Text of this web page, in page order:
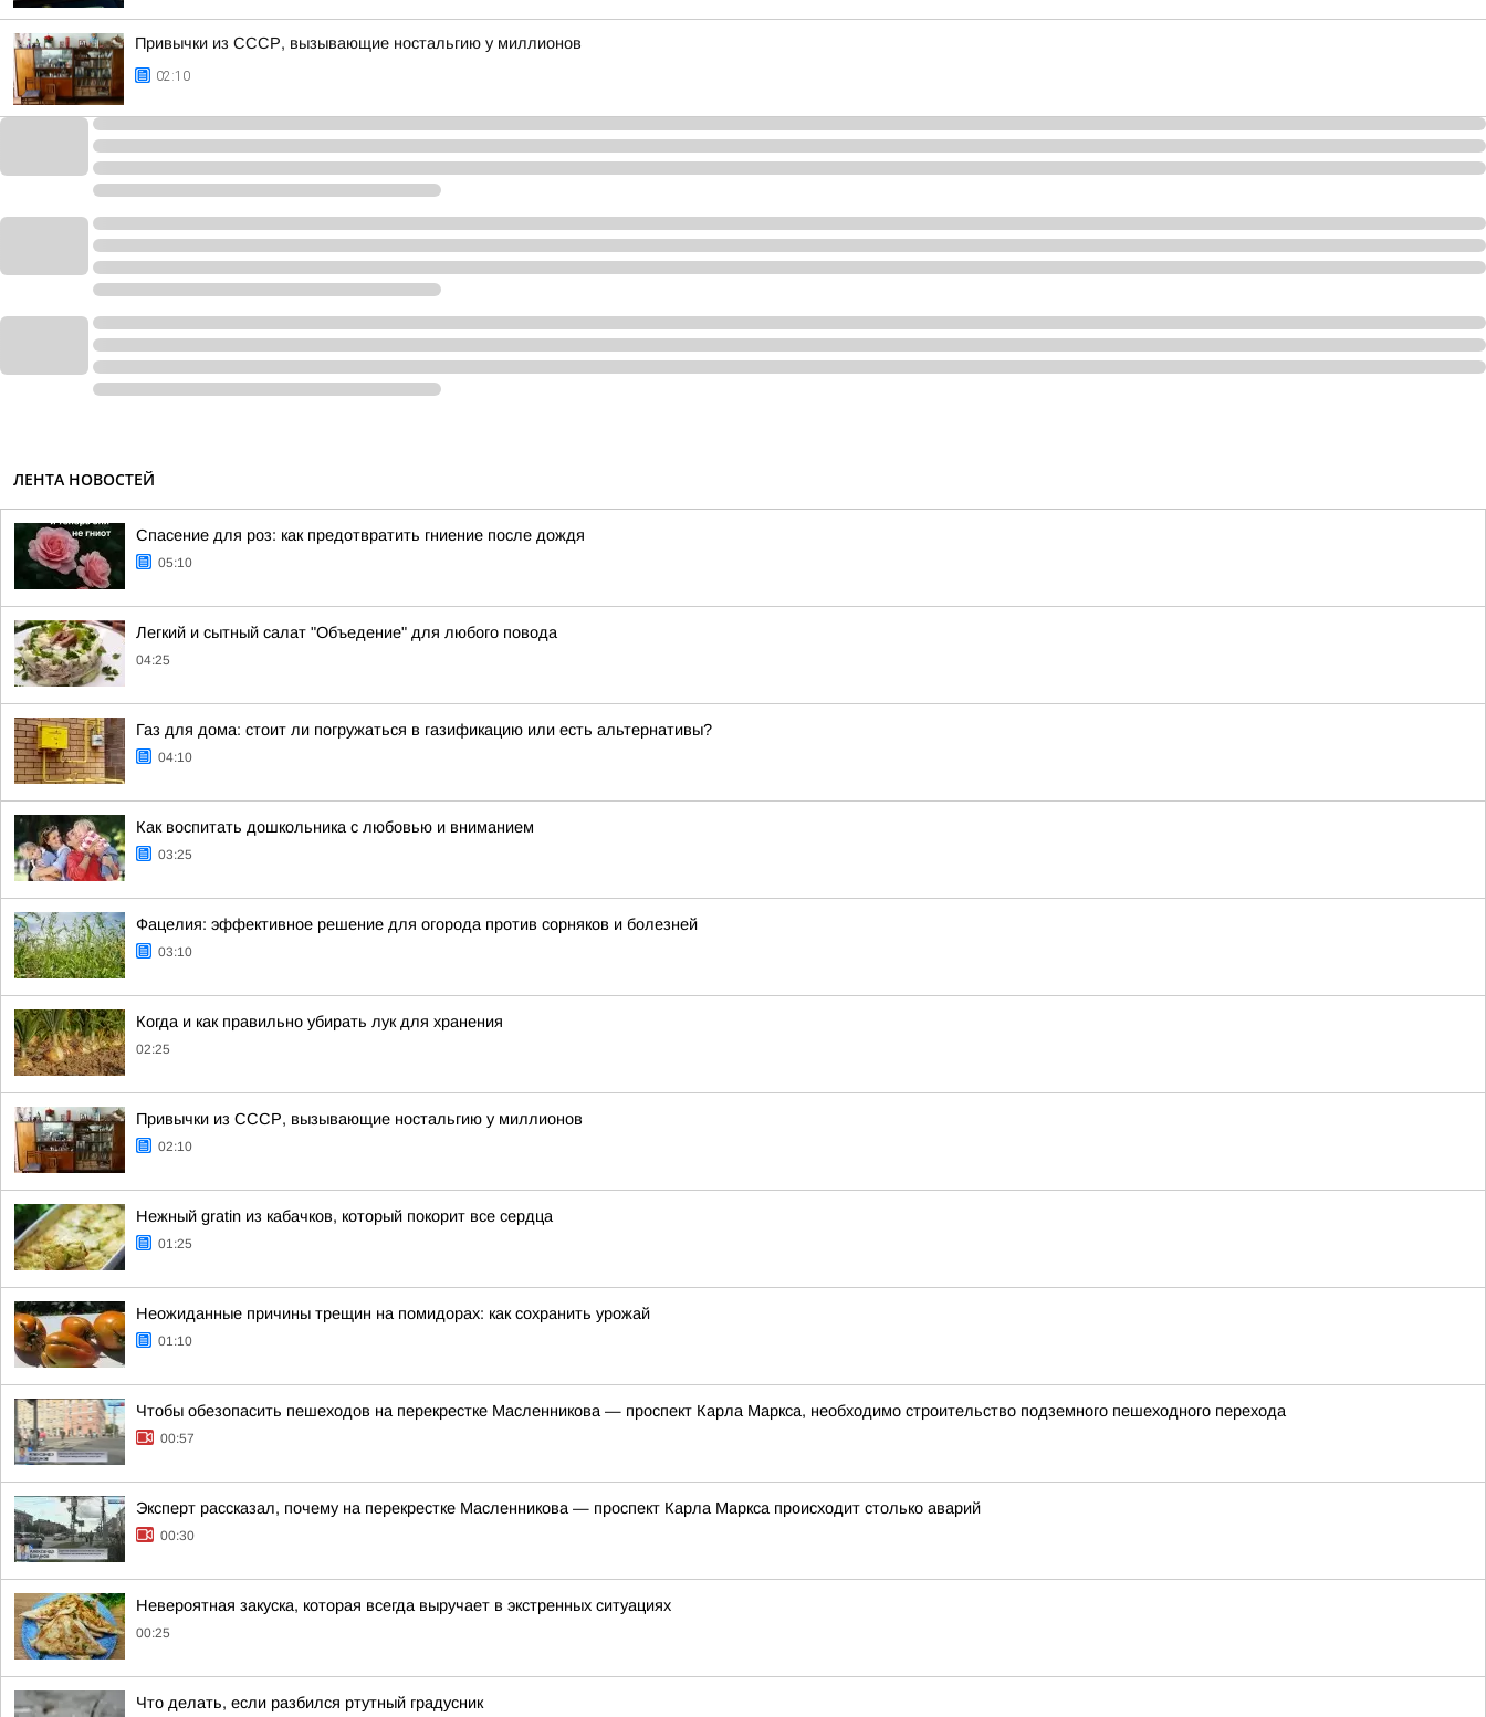
Привычки из СССР, вызывающие ностальгию у миллионов
02:10
ЛЕНТА НОВОСТЕЙ
Спасение для роз: как предотвратить гниение после дождя
05:10
Легкий и сытный салат "Объедение" для любого повода
04:25
Газ для дома: стоит ли погружаться в газификацию или есть альтернативы?
04:10
Как воспитать дошкольника с любовью и вниманием
03:25
Фацелия: эффективное решение для огорода против сорняков и болезней
03:10
Когда и как правильно убирать лук для хранения
02:25
Привычки из СССР, вызывающие ностальгию у миллионов
02:10
Нежный gratin из кабачков, который покорит все сердца
01:25
Неожиданные причины трещин на помидорах: как сохранить урожай
01:10
Чтобы обезопасить пешеходов на перекрестке Масленникова — проспект Карла Маркса, необходимо строительство подземного пешеходного перехода
00:57
Эксперт рассказал, почему на перекрестке Масленникова — проспект Карла Маркса происходит столько аварий
00:30
Невероятная закуска, которая всегда выручает в экстренных ситуациях
00:25
Что делать, если разбился ртутный градусник